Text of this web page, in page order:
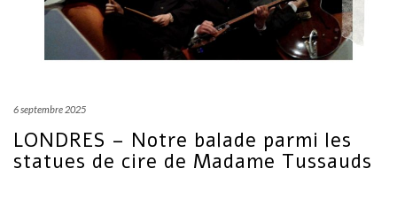
6 septembre 2025
LONDRES – Notre balade parmi les
statues de cire de Madame Tussauds